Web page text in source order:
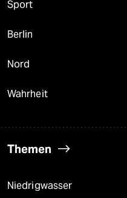
Sport
Berlin
Nord
Wahrheit
Themen
Niedrigwasser